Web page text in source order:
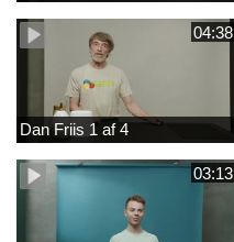
04:38
Dan Friis 1 af 4
03:13